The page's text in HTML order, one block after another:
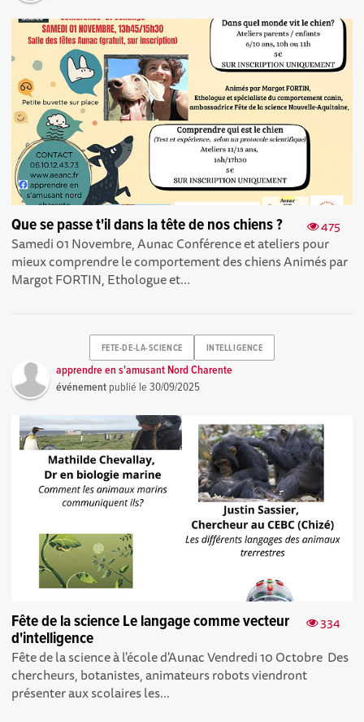
475
Que se passe t'il dans la tête de nos chiens ?
Samedi 01 Novembre, Aunac Conférence et ateliers pour
mieux comprendre le comportement des chiens Animés par
Margot FORTIN, Ethologue et...
FETE-DE-LA-SCIENCE INTELLIGENCE
apprendre en s'amusant Nord Charente
événement publié le30/09/2025
334
Fête de la science Le langage comme vecteur
d'intelligence
Fête de la science à l'école d'Aunac Vendredi 10 Octobre Des
chercheurs, botanistes, animateurs robots viendront
présenter aux scolaires les...